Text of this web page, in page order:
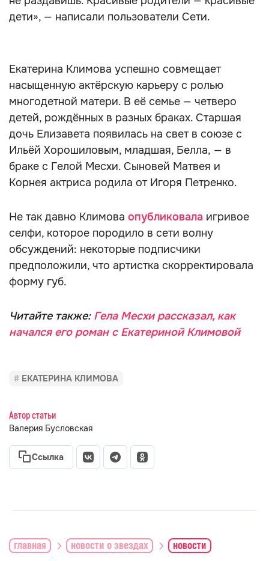
дети», — написали пользователи Сети.
Екатерина Климова успешно совмещает
насыщенную актёрскую карьеру с ролью
многодетной матери. В её семье — четверо
детей, рождённых в разных браках. Старшая
дочь Елизавета появилась на свет в союзе с
Ильёй Хорошиловым, младшая, Белла, — в
браке с Гелой Месхи. Сыновей Матвея и
Корнея актриса родила от Игоря Петренко.
Не так давно Климова опубликовала игривое
селфи, которое породило в сети волну
обсуждений: некоторые подписчики
предположили, что артистка скорректировала
форму губ.
Читайте также: Гела Месхи рассказал, как
начался его роман с Екатериной Климовой
ЕКАТЕРИНА КЛИМОВА
Автор статьи
Валерия Бусловская
Ссылка
главная новости о звездах новости